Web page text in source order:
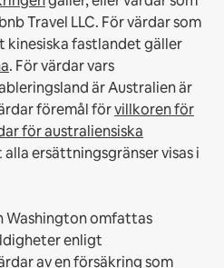
Travel LLC. För värdar som
kinesiska fastlandet gäller
. För värdar vars
är Australien är
föremål förvillkoren för
för australiensiska
alla ersättningsgränser visas i
Washington omfattas
enligt
av en försäkring som